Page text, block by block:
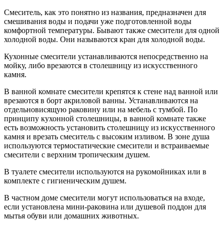
Смеситель, как это понятно из названия, предназначен для
смешивания воды и подачи уже подготовленной воды
комфортной температуры. Бывают также смесители для одной
холодной воды. Они называются кран для холодной воды.
Кухонные смесители устанавливаются непосредственно на
мойку, либо врезаются в столешницу из искусственного
камня.
В ванной комнате смесители крепятся к стене над ванной или
врезаются в борт акриловой ванны. Устанавливаются на
отдельновисящую раковину или на мебель с тумбой. По
принципу кухонной столешницы, в ванной комнате также
есть возможность установить столешницу из искусственного
камня и врезать смеситель с высоким изливом. В зоне душа
используются термостатические смесители и встраиваемые
смесители с верхним тропическим душем.
В туалете смесители используются на рукомойниках или в
комплекте с гигиеническим душем.
В частном доме смесители могут использоваться на входе,
если установлена мини-раковина или душевой поддон для
мытья обуви или домашних животных.